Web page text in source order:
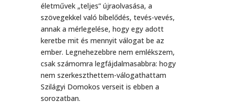
életművek „teljes” újraolvasása, a
szövegekkel való bíbelődés, tevés-vevés,
annak a mérlegelése, hogy egy adott
keretbe mit és mennyit válogat be az
ember. Legnehezebbre nem emlékszem,
csak számomra legfájdalmasabbra: hogy
nem szerkeszthettem-válogathattam
Szilágyi Domokos verseit is ebben a
sorozatban.